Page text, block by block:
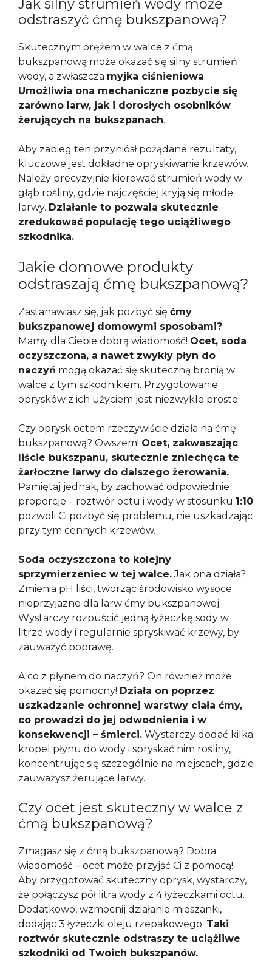
Jak silny strumień wody może
odstraszyć ćmę bukszpanową?
Skutecznym orężem w walce z ćmą
bukszpanową może okazać się silny strumień
wody, a zwłaszcza myjka ciśnieniowa.
Umożliwia ona mechaniczne pozbycie się
zarówno larw, jak i dorosłych osobników
żerujących na bukszpanach.
Aby zabieg ten przyniósł pożądane rezultaty,
kluczowe jest dokładne opryskiwanie krzewów.
Należy precyzyjnie kierować strumień wody w
głąb rośliny, gdzie najczęściej kryją się młode
larwy. Działanie to pozwala skutecznie
zredukować populację tego uciążliwego
szkodnika.
Jakie domowe produkty
odstraszają ćmę bukszpanową?
Zastanawiasz się, jak pozbyć się ćmy
bukszpanowej domowymi sposobami?
Mamy dla Ciebie dobrą wiadomość! Ocet, soda
oczyszczona, a nawet zwykły płyn do
naczyń mogą okazać się skuteczną bronią w
walce z tym szkodnikiem. Przygotowanie
oprysków z ich użyciem jest niezwykle proste.
Czy oprysk octem rzeczywiście działa na ćmę
bukszpanową? Owszem! Ocet, zakwaszając
liście bukszpanu, skutecznie zniechęca te
żarłoczne larwy do dalszego żerowania.
Pamiętaj jednak, by zachować odpowiednie
proporcje – roztwór octu i wody w stosunku 1:10
pozwoli Ci pozbyć się problemu, nie uszkadzając
przy tym cennych krzewów.
Soda oczyszczona to kolejny
sprzymierzeniec w tej walce.Jak ona działa?
Zmienia pH liści, tworząc środowisko wysoce
nieprzyjazne dla larw ćmy bukszpanowej.
Wystarczy rozpuścić jedną łyżeczkę sody w
litrze wody i regularnie spryskiwać krzewy, by
zauważyć poprawę.
A co z płynem do naczyń? On również może
okazać się pomocny! Działa on poprzez
uszkadzanie ochronnej warstwy ciała ćmy,
co prowadzi do jej odwodnienia i w
konsekwencji – śmierci. Wystarczy dodać kilka
kropel płynu do wody i spryskać nim rośliny,
koncentrując się szczególnie na miejscach, gdzie
zauważysz żerujące larwy.
Czy ocet jest skuteczny w walce z
ćmą bukszpanową?
Zmagasz się z ćmą bukszpanową? Dobra
wiadomość – ocet może przyjść Ci z pomocą!
Aby przygotować skuteczny oprysk, wystarczy,
że połączysz pół litra wody z 4 łyżeczkami octu.
Dodatkowo, wzmocnij działanie mieszanki,
dodając 3 łyżeczki oleju rzepakowego. Taki
roztwór skutecznie odstraszy te uciążliwe
szkodniki od Twoich bukszpanów.